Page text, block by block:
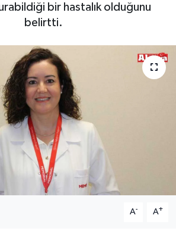
bir hastalık olduğunu
belirtti.
A- A+